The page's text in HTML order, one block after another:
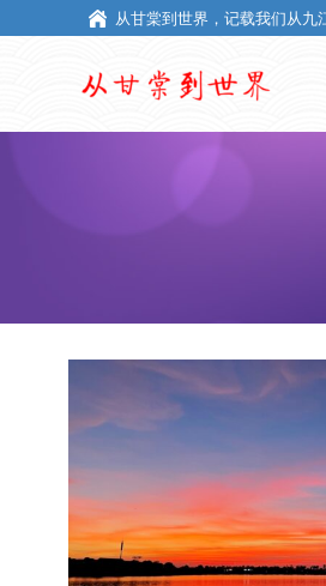
从甘棠到世界，记载我们从九
从甘棠到世界，记载我们从九